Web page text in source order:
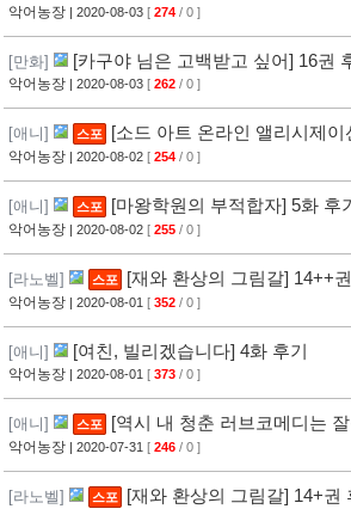
악어농장 | 2020-08-03 [ 274 / 0 ]
[만화] [카구야 님은 고백받고 싶어] 16권
악어농장 | 2020-08-03 [ 262 / 0 ]
[애니] 스포 [소드 아트 온라인 앨리시제이
악어농장 | 2020-08-02 [ 254 / 0 ]
[애니] 스포 [마왕학원의 부적합자] 5화 후
악어농장 | 2020-08-02 [ 255 / 0 ]
[라노벨] 스포 [재와 환상의 그림갈] 14++
악어농장 | 2020-08-01 [ 352 / 0 ]
[애니] [여친, 빌리겠습니다] 4화 후기
악어농장 | 2020-08-01 [ 373 / 0 ]
[애니] 스포 [역시 내 청춘 러브코메디는
악어농장 | 2020-07-31 [ 246 / 0 ]
[라노벨] 스포 [재와 환상의 그림갈] 14+권